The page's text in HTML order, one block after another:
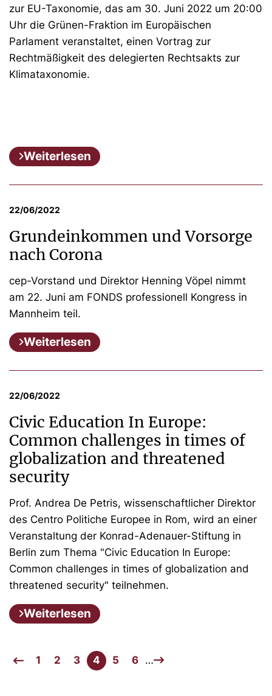
zur EU-Taxonomie, das am 30. Juni 2022 um 20:00
Uhr die Grünen-Fraktion im Europäischen
Parlament veranstaltet, einen Vortrag zur
Rechtmäßigkeit des delegierten Rechtsakts zur
Klimataxonomie.
Weiterlesen
22/06/2022
Grundeinkommen und Vorsorge
nach Corona
cep-Vorstand und Direktor Henning Vöpel nimmt
am 22. Juni am FONDS professionell Kongress in
Mannheim teil.
Weiterlesen
22/06/2022
Civic Education In Europe:
Common challenges in times of
globalization and threatened
security
Prof. Andrea De Petris, wissenschaftlicher Direktor
des Centro Politiche Europee in Rom, wird an einer
Veranstaltung der Konrad-Adenauer-Stiftung in
Berlin zum Thema "Civic Education In Europe:
Common challenges in times of globalization and
threatened security" teilnehmen.
Weiterlesen
1 2 3 4 5 6 …